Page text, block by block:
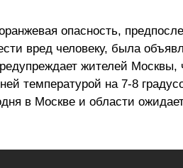
опасность,
вред человеку, была
жителей Москвы,
температурой на 7-8
в Москве и области